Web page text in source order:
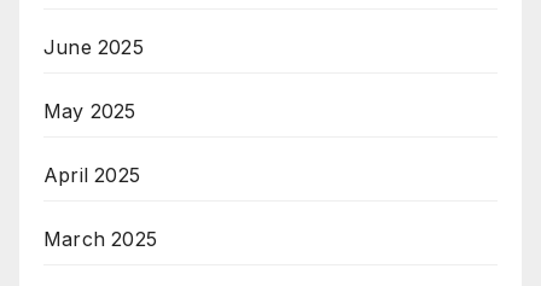
June 2025
May 2025
April 2025
March 2025